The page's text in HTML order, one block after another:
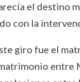
el destino
con la
giro fue el
entre